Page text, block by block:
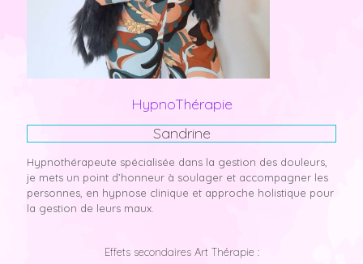
HypnoThérapie
Sandrine
Hypnothérapeute spécialisée dans la gestion des douleurs,
je mets un point d’honneur à soulager et accompagner les
personnes, en hypnose clinique et approche holistique pour
la gestion de leurs maux.
Effets secondaires Art Thérapie :